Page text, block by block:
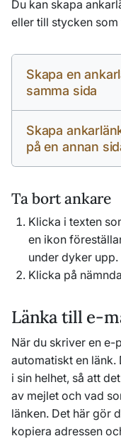
Du kan skapa
eller till stycken
Skapa en
samma sida
Skapa
på en annan
Ta bort ankare
Klicka i texten
en ikon
under dyker upp.
Klicka på
Länka till e-
När du skriver en e-
automatiskt en länk.
i sin helhet, så att
av mejlet och vad
länken. Det här gör
kopiera adressen